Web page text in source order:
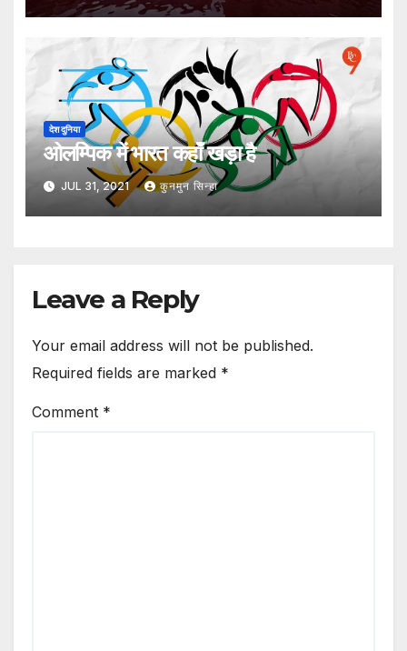
देश दुनिया
ओलम्पिक में भारत कहाँ खड़ा है
JUL 31, 2021 कुनमुन सिन्हा
Leave a Reply
Your email address will not be published.
Required fields are marked *
Comment *